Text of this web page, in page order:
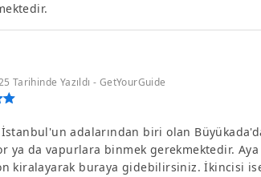
Tarihinde Yazıldı - GetYourGuide
adalarından biri olan
ya da vapurlara binmek gerekmektedir.
kiralayarak buraya gidebilirsiniz. İkincisi